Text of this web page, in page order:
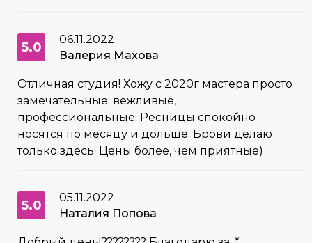
5.0
06.11.2022
Валерия Махова
Отличная студия! Хожу с 2020г мастера просто
замечательные: вежливые,
профессиональные. Ресницы спокойно
носятся по месяцу и дольше. Брови делаю
только здесь. Цены более, чем приятные)
5.0
05.11.2022
Наталия Попова